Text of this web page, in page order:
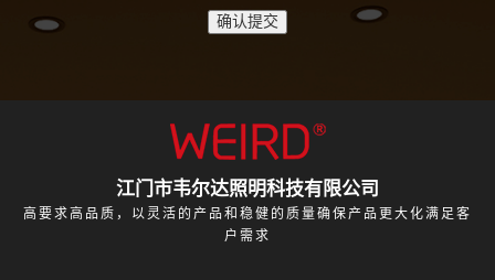
江门市韦尔达照明科技有限公司
高要求高品质，以灵活的产品和稳健的质量确保产品更大化满足客
户需求